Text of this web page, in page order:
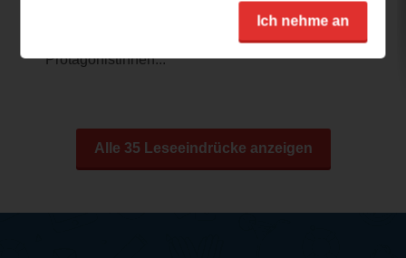
Das Cover fand ich interessant und auch,
dass es um zwei so unterschiedliche
Protagonistinnen...
Alle 35 Leseeindrücke anzeigen
Ich nehme an